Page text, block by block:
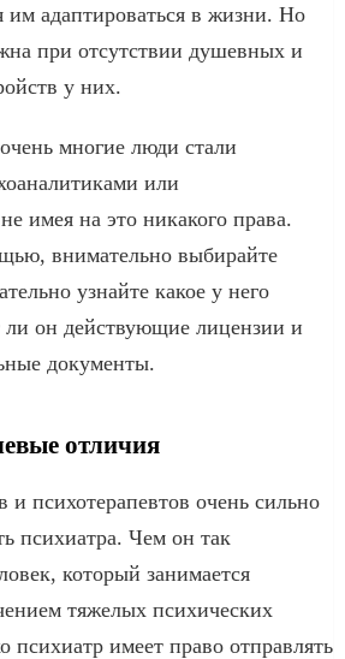
им адаптироваться в жизни. Но
при отсутствии душевных и
у них.
многие люди стали
или
имея на это никакого права.
внимательно выбирайте
узнайте какое у него
ли он действующие лицензии и
документы.
отличия
и психотерапевтов очень сильно
психиатра. Чем он так
который занимается
тяжелых психических
психиатр имеет право отправлять